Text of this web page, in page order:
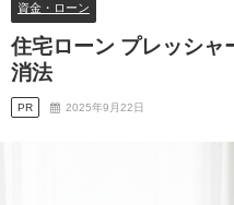
資金・ローン
住宅ローン プレッシャ
消法
PR 2025年9月22日